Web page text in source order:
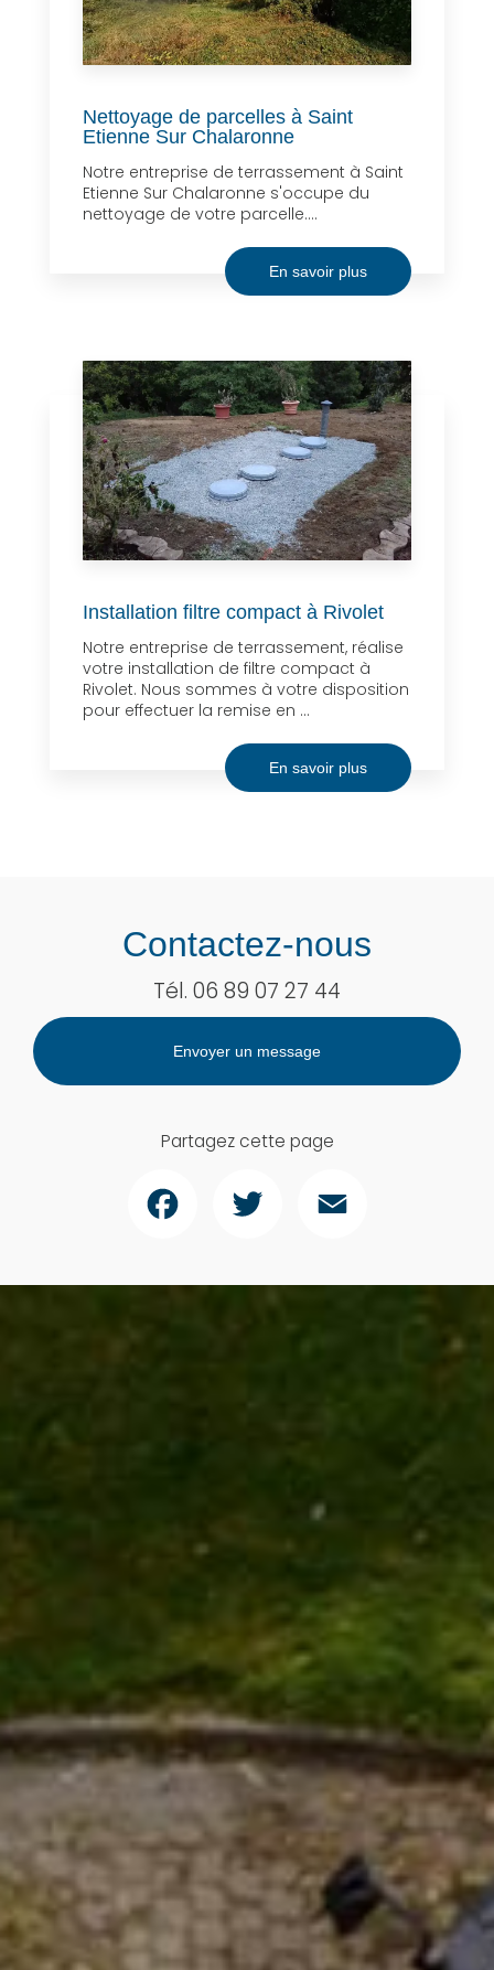
Nettoyage de parcelles à Saint
Etienne Sur Chalaronne
Notre entreprise de terrassement à Saint
Etienne Sur Chalaronne s'occupe du
nettoyage de votre parcelle....
En savoir plus
Installation filtre compact à Rivolet
Notre entreprise de terrassement, réalise
votre installation de filtre compact à
Rivolet. Nous sommes à votre disposition
pour effectuer la remise en ...
En savoir plus
Contactez-nous
Tél. 06 89 07 27 44
Envoyer un message
Partagez cette page